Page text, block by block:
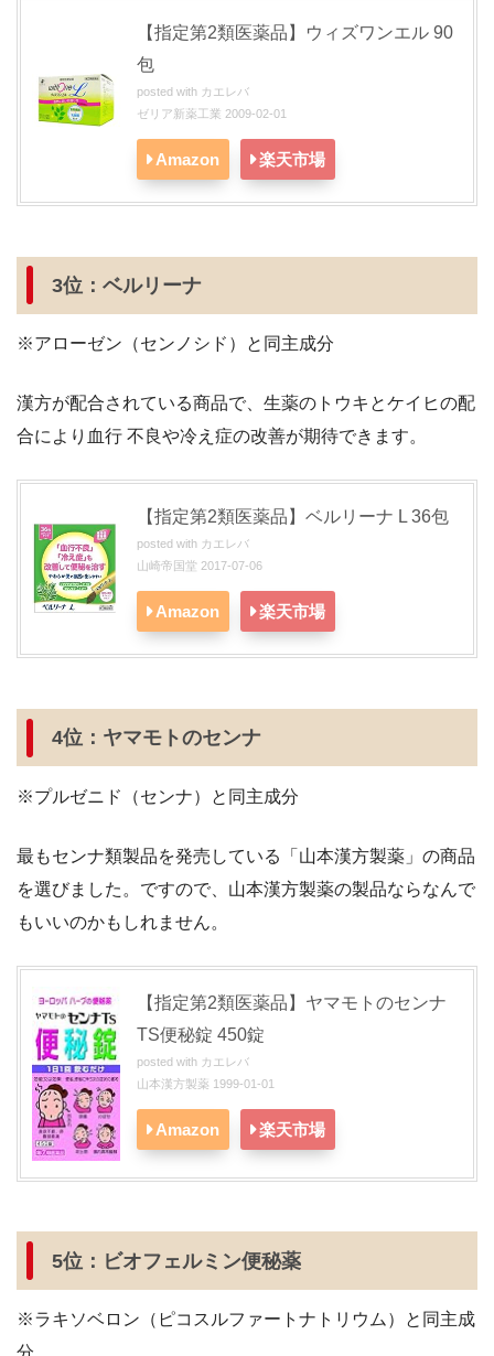
【指定第2類医薬品】ウィズワンエル 90
包
posted with カエレバ
ゼリア新薬工業 2009-02-01
Amazon 楽天市場
3位：ベルリーナ
※アローゼン（センノシド）と同主成分
漢方が配合されている商品で、生薬のトウキとケイヒの配
合により血行 不良や冷え症の改善が期待できます。
【指定第2類医薬品】ベルリーナ L 36包
posted with カエレバ
山崎帝国堂 2017-07-06
Amazon 楽天市場
4位：ヤマモトのセンナ
※プルゼニド（センナ）と同主成分
最もセンナ類製品を発売している「山本漢方製薬」の商品
を選びました。ですので、山本漢方製薬の製品ならなんで
もいいのかもしれません。
【指定第2類医薬品】ヤマモトのセンナ
TS便秘錠 450錠
posted with カエレバ
山本漢方製薬 1999-01-01
Amazon 楽天市場
5位：ビオフェルミン便秘薬
※ラキソベロン（ピコスルファートナトリウム）と同主成